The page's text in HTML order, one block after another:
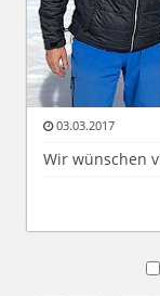
03.03.2017
Wir wünschen